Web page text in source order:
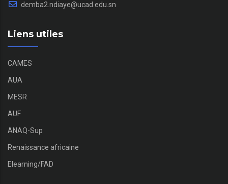
demba2.ndiaye@ucad.edu.sn
Liens utiles
CAMES
AUA
MESR
AUF
ANAQ-Sup
Renaissance africaine
Elearning/FAD